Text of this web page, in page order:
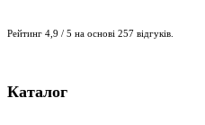
Рейтинг 4,9 / 5 на основі 257 відгуків.
Каталог